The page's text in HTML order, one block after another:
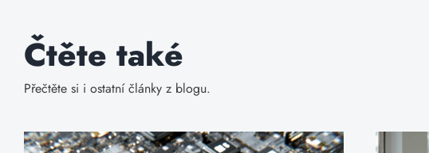
Čtěte také
Přečtěte si i ostatní články z blogu.